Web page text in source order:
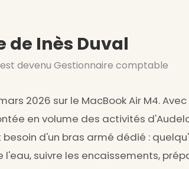
de Inès Duval
devenu Gestionnaire comptable
2026 sur le MacBook Air M4.
en volume des activités
d'un bras armé dédié :
suivre les encaissements,